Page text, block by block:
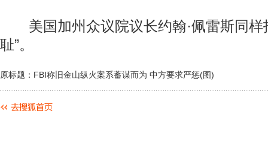
美国加州众议院议长约翰·佩雷斯同样
耻”。
原标题：FBI称旧金山纵火案系蓄谋而为 中方要求严惩(图)